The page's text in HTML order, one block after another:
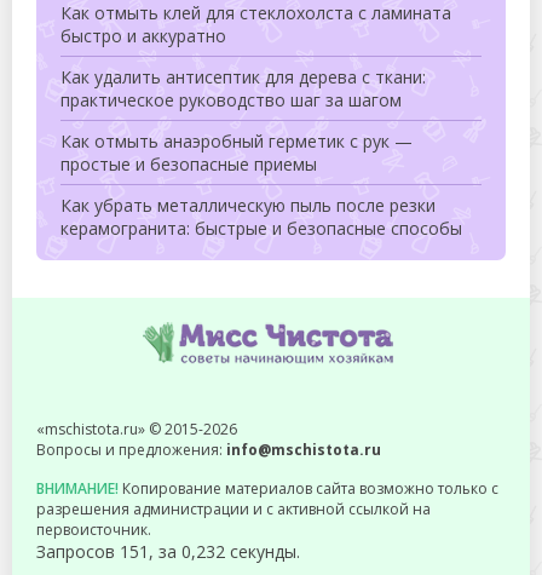
Как отмыть клей для стеклохолста с ламината
быстро и аккуратно
Как удалить антисептик для дерева с ткани:
практическое руководство шаг за шагом
Как отмыть анаэробный герметик с рук —
простые и безопасные приемы
Как убрать металлическую пыль после резки
керамогранита: быстрые и безопасные способы
«mschistota.ru» © 2015-2026
Вопросы и предложения: info@mschistota.ru
ВНИМАНИЕ! Копирование материалов сайта возможно только с
разрешения администрации и с активной ссылкой на
первоисточник.
Запросов 151, за 0,232 секунды.